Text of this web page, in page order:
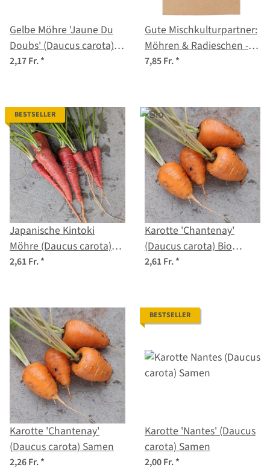
Gelbe Möhre 'Jaune Du
Doubs' (Daucus carota)
Samen
2,17 Fr.*
Gute Mischkulturpartner:
Möhren & Radieschen -
Samenset
7,85 Fr.*
BESTSELLER
Japanische Kintoki
Möhre (Daucus carota)
Samen
2,61 Fr.*
Karotte 'Chantenay'
(Daucus carota) Bio
Saatgut
2,61 Fr.*
Karotte 'Chantenay'
(Daucus carota) Samen
2,26 Fr.*
BESTSELLER
Karotte 'Nantes' (Daucus
carota) Samen
2,00 Fr.*